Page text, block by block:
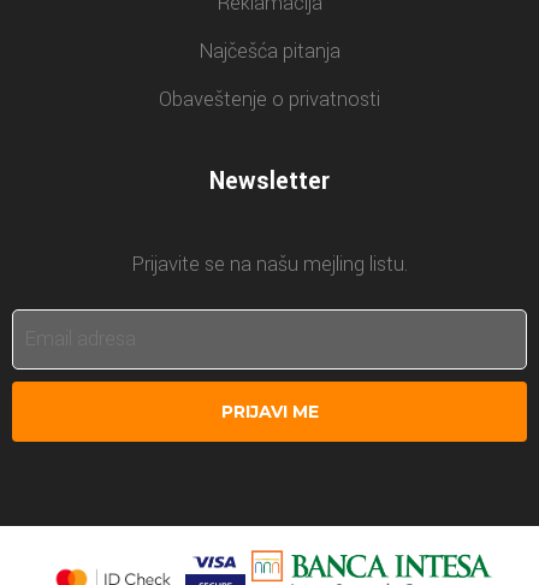
Najčešća pitanja
Obaveštenje o privatnosti
Newsletter
Prijavite se na našu mejling listu.
PRIJAVI ME